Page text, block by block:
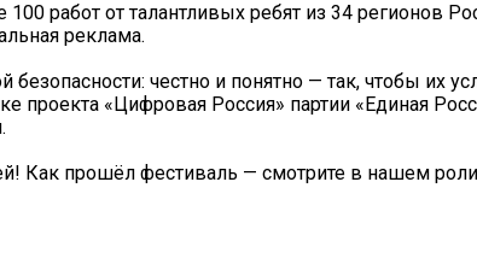
работ от талантливых ребят из 34 регионов
реклама.
безопасности: честно и понятно — так, чтобы их
проекта «Цифровая Россия» партии «Единая
прошёл фестиваль — смотрите в нашем